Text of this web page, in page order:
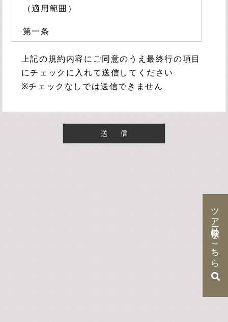
ツアー検索はこちら
（適用範囲）
第一条
当社が旅行者との間で締結する募集型企画旅
行に関する契約（以下「募集型企画旅行契
約」といいます。）は、この約款の定めると
によります。
当社が法令に反せず、かつ、旅行者の不利に
上記の規約内容にご同意のうえ最終行の項目
にチェックに入れて送信してください
※チェックなしでは送信できません